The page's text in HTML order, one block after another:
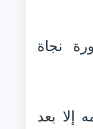
نجاة
إلا بعد